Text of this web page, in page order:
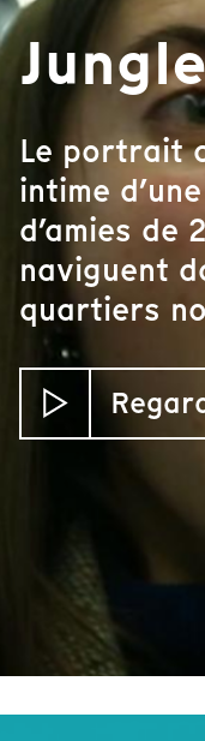
Le portrait
intime
d’amies de
naviguent
quartiers